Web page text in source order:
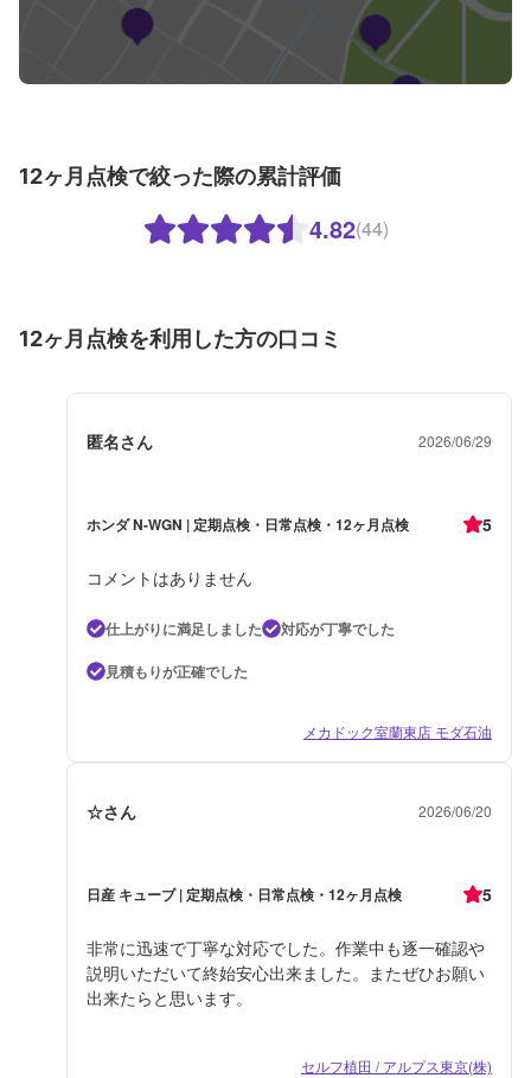
12ヶ月点検で絞った際の累計評価
4.82(44)
12ヶ月点検を利用した方の口コミ
匿名さん 2026/06/29
ホンダ N-WGN | 定期点検・日常点検・12ヶ月点検 5
コメントはありません
仕上がりに満足しました
対応が丁寧でした
見積もりが正確でした
メカドック室蘭東店 モダ石油
☆さん 2026/06/20
日産 キューブ | 定期点検・日常点検・12ヶ月点検 5
非常に迅速で丁寧な対応でした。作業中も逐一確認や
説明いただいて終始安心出来ました。またぜひお願い
出来たらと思います。
セルフ植田 / アルプス東京(株)